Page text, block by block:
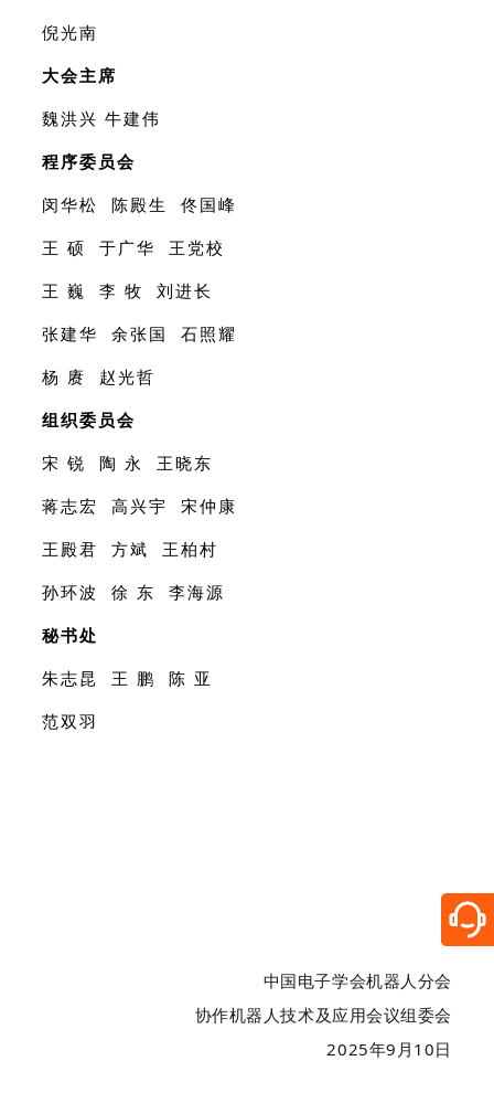
倪光南
大会主席
魏洪兴 牛建伟
程序委员会
闵华松 陈殿生 佟国峰
王 硕 于广华 王党校
王 巍 李 牧 刘进长
张建华 余张国 石照耀
杨 赓 赵光哲
组织委员会
宋 锐 陶 永 王晓东
蒋志宏 高兴宇 宋仲康
王殿君 方斌 王柏村
孙环波 徐 东 李海源
秘书处
朱志昆 王 鹏 陈 亚
范双羽
中国电子学会机器人分会
协作机器人技术及应用会议组委会
2025年9月10日